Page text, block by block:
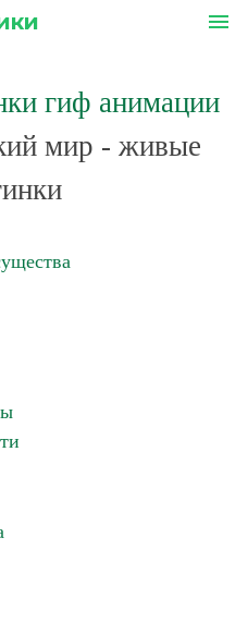
menu
гиф анимации
мир - живые